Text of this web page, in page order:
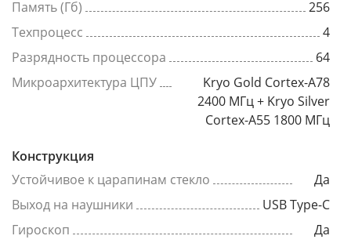
Память (Гб)
256
Техпроцесс
4
Разрядность процессора
64
Микроархитектура ЦПУ
Kryo Gold Cortex-A78
2400 МГц + Kryo Silver
Cortex-A55 1800 МГц
Конструкция
Устойчивое к царапинам стекло
Да
Выход на наушники
USB Type-C
Гироскоп
Да